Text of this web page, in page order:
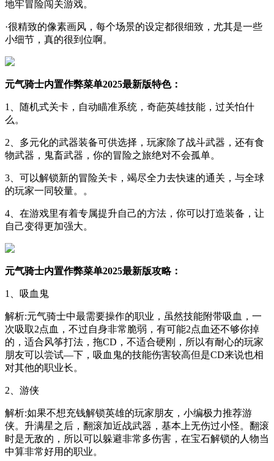
地牢冒险闯关游戏。
·很精致的像素画风，每个场景的设定都很细致，尤其是一些
小细节，真的很到位啊。
元气骑士内置作弊菜单2025最新版特色：
1、随机式关卡，自动瞄准系统，奇葩英雄技能，过关怕什
么。
2、多元化的武器装备可供选择，玩家除了战斗武器，还有食
物武器，鬼畜武器，你的冒险之旅绝对不会孤单。
3、可以解锁新的冒险关卡，竭尽全力去快速的通关，与全球
的玩家一同较量。。
4、在游戏里有着专属提升自己的方法，你可以打造装备，让
自己变得更加强大。
元气骑士内置作弊菜单2025最新版攻略：
1、吸血鬼
解析:元气骑士中最需要操作的职业，虽然技能附带吸血，一
次吸取2点血，不过自身非常脆弱，有可能2点血还不够你掉
的，适合风筝打法，拖CD，不适合硬刚，所以有耐心的玩家
朋友可以尝试—下，吸血鬼的技能伤害较高但是CD来说也相
对其他的职业长。
2、游侠
解析:如果不想充钱解锁英雄的玩家朋友，小编极力推荐游
侠。升满星之后，翻滚加近战武器，基本上无伤过小怪。翻滚
时是无敌的，所以可以躲避非常多伤害，在宝石解锁的人物当
中算非常好用的职业。